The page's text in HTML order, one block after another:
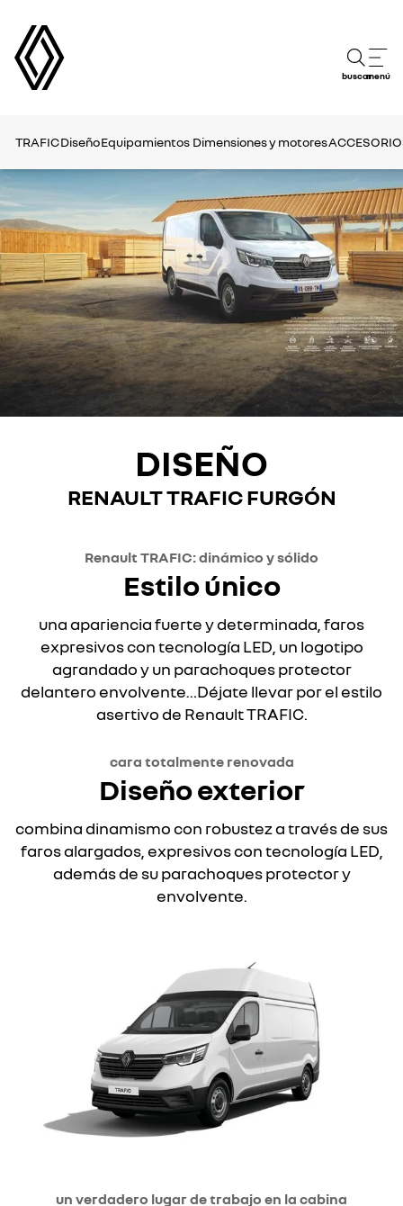
buscarmenú
TRAFICDiseñoEquipamientos Dimensiones y motores
DISEÑO
RENAULT TRAFICFURGÓN
Renault TRAFIC: dinámico y sólido
Estilo único
una apariencia fuerte y determinada, faros
expresivos con tecnología LED, un logotipo
agrandado y un parachoques protector
delantero envolvente…Déjate llevar por el estilo
asertivo de Renault TRAFIC.
cara totalmente renovada
Diseño exterior
combina dinamismo con robustez a través de sus
faros alargados, expresivos con tecnología LED,
además de su parachoques protector y
envolvente.
un verdadero lugar de trabajo en la cabina